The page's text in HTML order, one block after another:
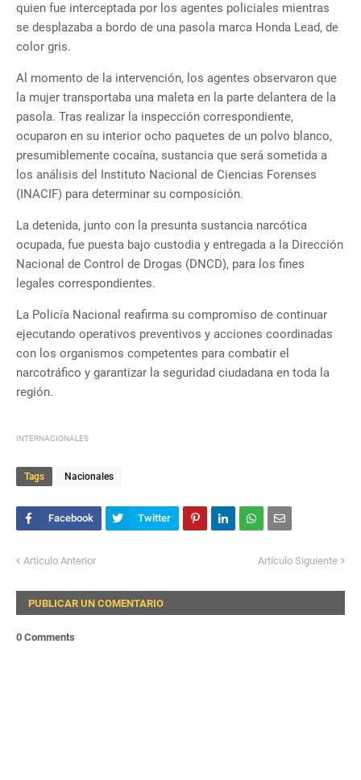
quien fue interceptada por los agentes policiales mientras
se desplazaba a bordo de una pasola marca Honda Lead, de
color gris.
Al momento de la intervención, los agentes observaron que
la mujer transportaba una maleta en la parte delantera de la
pasola. Tras realizar la inspección correspondiente,
ocuparon en su interior ocho paquetes de un polvo blanco,
presumiblemente cocaína, sustancia que será sometida a
los análisis del Instituto Nacional de Ciencias Forenses
(INACIF) para determinar su composición.
La detenida, junto con la presunta sustancia narcótica
ocupada, fue puesta bajo custodia y entregada a la Dirección
Nacional de Control de Drogas (DNCD), para los fines
legales correspondientes.
La Policía Nacional reafirma su compromiso de continuar
ejecutando operativos preventivos y acciones coordinadas
con los organismos competentes para combatir el
narcotráfico y garantizar la seguridad ciudadana en toda la
región.
INTERNACIONALES
Tags Nacionales
Artículo Anterior Artículo Siguiente
PUBLICAR UN COMENTARIO
0 Comments